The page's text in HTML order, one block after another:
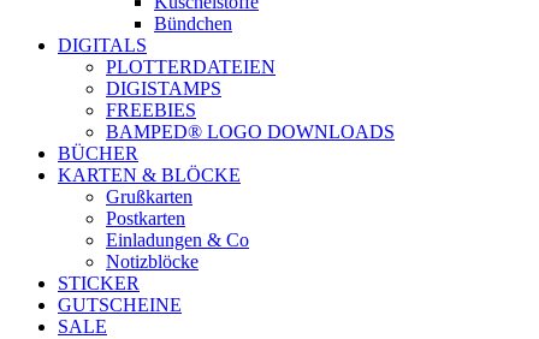
Bündchen
DIGITALS
PLOTTERDATEIEN
DIGISTAMPS
FREEBIES
BAMPED® LOGO DOWNLOADS
BÜCHER
KARTEN & BLÖCKE
Grußkarten
Postkarten
Einladungen & Co
Notizblöcke
STICKER
GUTSCHEINE
SALE